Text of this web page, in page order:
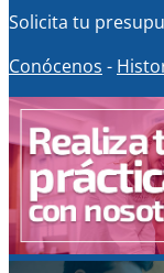
Solicita tu
Conócenos -